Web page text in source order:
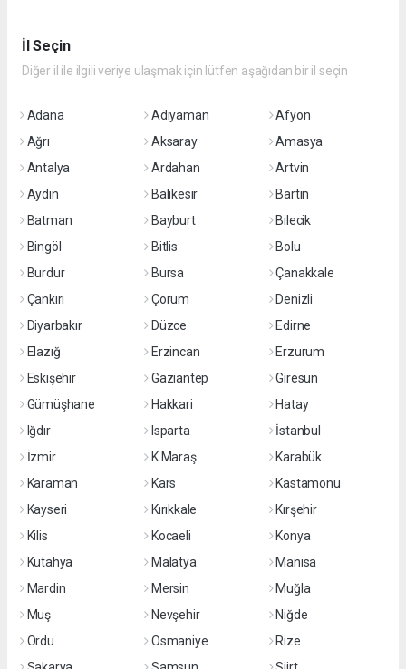
İl Seçin
Diğer il ile ilgili veriye ulaşmak için lütfen aşağıdan bir il seçin
Adana Adıyaman
Afyon
Ağrı
Aksaray
Amasya
Antalya
Ardahan
Artvin
Aydın
Balıkesir
Bartın
Batman
Bayburt
Bilecik
Bingöl
Bitlis
Bolu
Burdur
Bursa
Çanakkale
Çankırı
Çorum
Denizli
Diyarbakır
Düzce
Edirne
Elazığ
Erzincan
Erzurum
Eskişehir
Gaziantep
Giresun
Gümüşhane
Hakkari
Hatay
Iğdır
Isparta
İstanbul
İzmir
K.Maraş
Karabük
Karaman
Kars
Kastamonu
Kayseri
Kırıkkale
Kırşehir
Kilis
Kocaeli
Konya
Kütahya
Malatya
Manisa
Mardin
Mersin
Muğla
Muş
Nevşehir
Niğde
Ordu
Osmaniye
Rize